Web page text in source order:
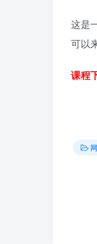
这是
可以
课程